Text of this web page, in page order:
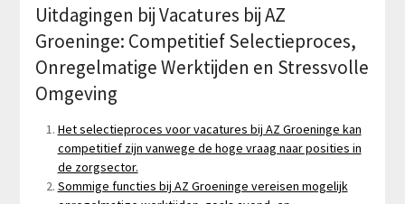
Uitdagingen bij Vacatures bij AZ
Groeninge: Competitief Selectieproces,
Onregelmatige Werktijden en Stressvolle
Omgeving
Het selectieproces voor vacatures bij AZ Groeninge kan
competitief zijn vanwege de hoge vraag naar posities in
de zorgsector.
Sommige functies bij AZ Groeninge vereisen mogelijk